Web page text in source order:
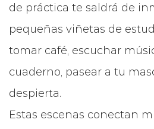
de práctica te saldrá de
pequeñas viñetas de
tomar café, escuchar
cuaderno, pasear a tu
despierta.
Estas escenas conectan